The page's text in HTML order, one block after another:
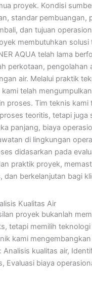
proyek. Kondisi
standar pembuangan,
dan tujuan
membutuhkan solusi
AQUA telah lama
perkotaan, pengolahan
air. Melalui praktik
telah
proses. Tim teknis kami
teoritis, tetapi juga
panjang, biaya
di lingkungan
didasarkan pada
praktik proyek,
dan berkelanjutan bagi
Kualitas Air
proyek bukanlah
tetapi memilih
kami
Analisis kualitas air,
Evaluasi biaya